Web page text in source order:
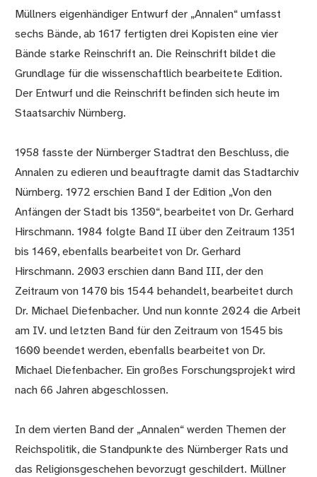
Müllners eigenhändiger Entwurf der „Annalen“ umfasst
sechs Bände, ab 1617 fertigten drei Kopisten eine vier
Bände starke Reinschrift an. Die Reinschrift bildet die
Grundlage für die wissenschaftlich bearbeitete Edition.
Der Entwurf und die Reinschrift befinden sich heute im
Staatsarchiv Nürnberg.
1958 fasste der Nürnberger Stadtrat den Beschluss, die
Annalen zu edieren und beauftragte damit das Stadtarchiv
Nürnberg. 1972 erschien Band I der Edition „Von den
Anfängen der Stadt bis 1350“, bearbeitet von Dr. Gerhard
Hirschmann. 1984 folgte Band II über den Zeitraum 1351
bis 1469, ebenfalls bearbeitet von Dr. Gerhard
Hirschmann. 2003 erschien dann Band III, der den
Zeitraum von 1470 bis 1544 behandelt, bearbeitet durch
Dr. Michael Diefenbacher. Und nun konnte 2024 die Arbeit
am IV. und letzten Band für den Zeitraum von 1545 bis
1600 beendet werden, ebenfalls bearbeitet von Dr.
Michael Diefenbacher. Ein großes Forschungsprojekt wird
nach 66 Jahren abgeschlossen.
In dem vierten Band der „Annalen“ werden Themen der
Reichspolitik, die Standpunkte des Nürnberger Rats und
das Religionsgeschehen bevorzugt geschildert. Müllner